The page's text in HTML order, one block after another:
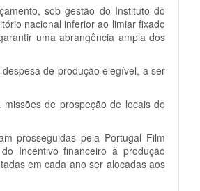
sob gestão do Instituto do
nacional inferior ao limiar fixado
uma abrangência ampla dos
de produção elegível, a ser
de prospeção de locais de
prosseguidas pela Portugal Film
Incentivo financeiro à produção
em cada ano ser alocadas aos